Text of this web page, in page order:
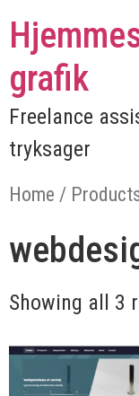
grafik
Freelance
tryksager
Home /
Showing all 3